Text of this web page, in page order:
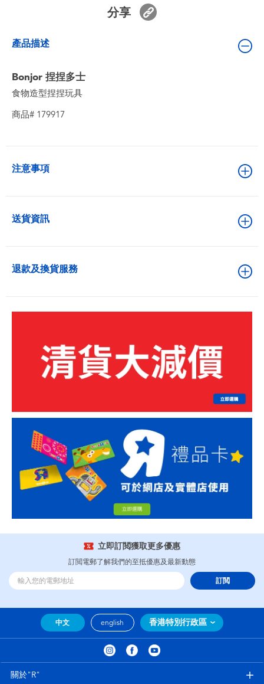
分享
產品描述
Bonjor 捏捏多士
食物造型捏捏玩具
商品# 179917
注意事項
送貨資訊
退款及換貨服務
立即訂閲獲取更多優惠
訂閲電郵了解我們的至抵優惠及最新動態
訂閲
中文 english 香港特別行政區
關於"R"